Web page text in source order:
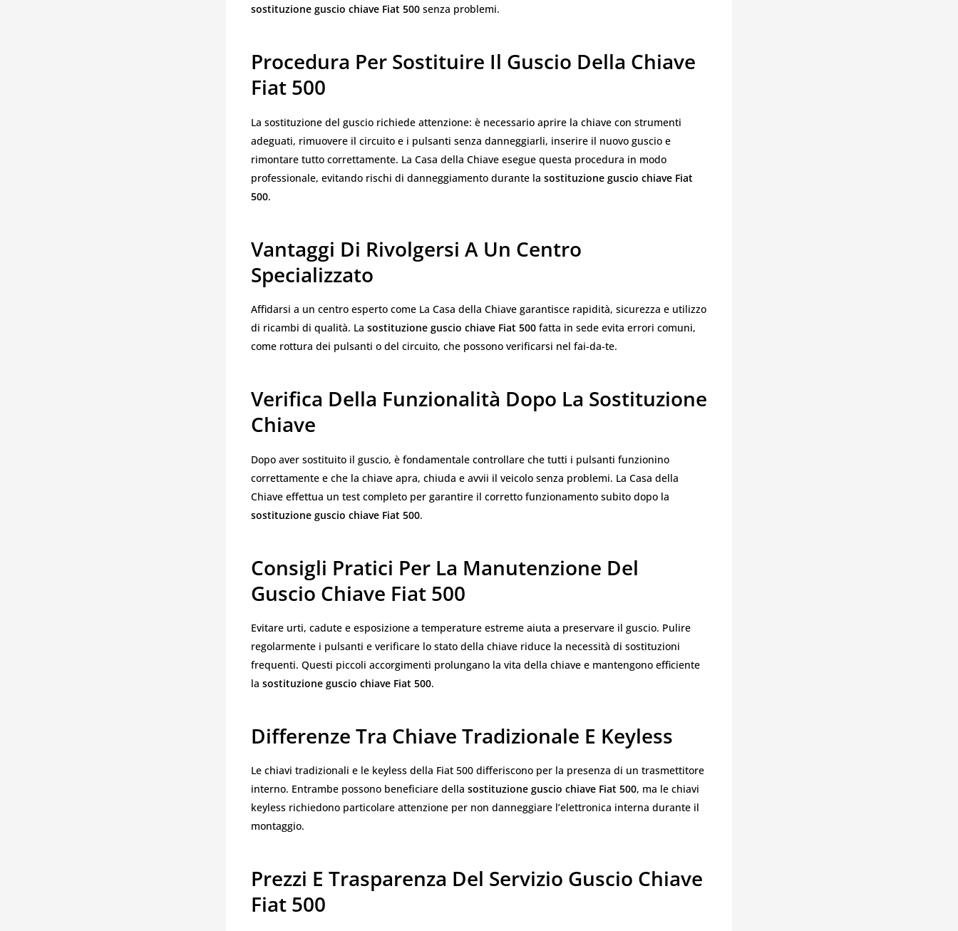
sostituzione guscio chiave Fiat 500 senza problemi.
Procedura Per Sostituire Il Guscio Della Chiave
Fiat 500
La sostituzione del guscio richiede attenzione: è necessario aprire la chiave con strumenti
adeguati, rimuovere il circuito e i pulsanti senza danneggiarli, inserire il nuovo guscio e
rimontare tutto correttamente. La Casa della Chiave esegue questa procedura in modo
professionale, evitando rischi di danneggiamento durante la sostituzione guscio chiave Fiat
500.
Vantaggi Di Rivolgersi A Un Centro
Specializzato
Affidarsi a un centro esperto come La Casa della Chiave garantisce rapidità, sicurezza e utilizzo
di ricambi di qualità. La sostituzione guscio chiave Fiat 500 fatta in sede evita errori comuni,
come rottura dei pulsanti o del circuito, che possono verificarsi nel fai-da-te.
Verifica Della Funzionalità Dopo La Sostituzione
Chiave
Dopo aver sostituito il guscio, è fondamentale controllare che tutti i pulsanti funzionino
correttamente e che la chiave apra, chiuda e avvii il veicolo senza problemi. La Casa della
Chiave effettua un test completo per garantire il corretto funzionamento subito dopo la
sostituzione guscio chiave Fiat 500.
Consigli Pratici Per La Manutenzione Del
Guscio Chiave Fiat 500
Evitare urti, cadute e esposizione a temperature estreme aiuta a preservare il guscio. Pulire
regolarmente i pulsanti e verificare lo stato della chiave riduce la necessità di sostituzioni
frequenti. Questi piccoli accorgimenti prolungano la vita della chiave e mantengono efficiente
la sostituzione guscio chiave Fiat 500.
Differenze Tra Chiave Tradizionale E Keyless
Le chiavi tradizionali e le keyless della Fiat 500 differiscono per la presenza di un trasmettitore
interno. Entrambe possono beneficiare della sostituzione guscio chiave Fiat 500, ma le chiavi
keyless richiedono particolare attenzione per non danneggiare l’elettronica interna durante il
montaggio.
Prezzi E Trasparenza Del Servizio Guscio Chiave
Fiat 500